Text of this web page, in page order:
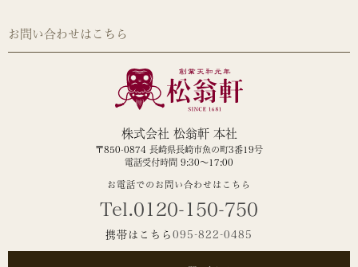
お問い合わせはこちら
株式会社 松翁軒 本社
〒850-0874 長崎県長崎市魚の町3番19号
電話受付時間 9:30～17:00
お電話でのお問い合わせはこちら
Tel.0120-150-750
携帯はこちら 095-822-0485